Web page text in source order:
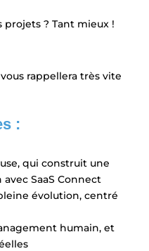
projets ? Tant mieux !
rappellera très vite
:
qui construit une
SaaS Connect
évolution, centré
humain, et